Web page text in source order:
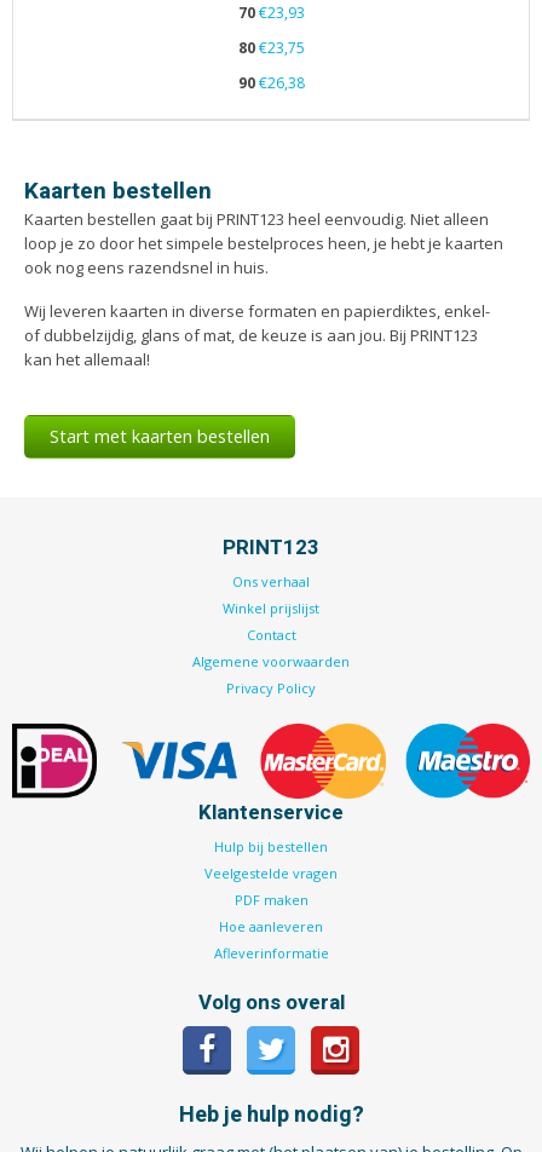
70€23,93
80€23,75
90€26,38
Kaarten bestellen
Kaarten bestellen gaat bij PRINT123 heel eenvoudig. Niet alleen
loop je zo door het simpele bestelproces heen, je hebt je kaarten
ook nog eens razendsnel in huis.
Wij leveren kaarten in diverse formaten en papierdiktes, enkel-
of dubbelzijdig, glans of mat, de keuze is aan jou. Bij PRINT123
kan het allemaal!
Start met kaarten bestellen
PRINT123
Ons verhaal
Winkel prijslijst
Contact
Algemene voorwaarden
Privacy Policy
Klantenservice
Hulp bij bestellen
Veelgestelde vragen
PDF maken
Hoe aanleveren
Afleverinformatie
Volg ons overal
Heb je hulp nodig?